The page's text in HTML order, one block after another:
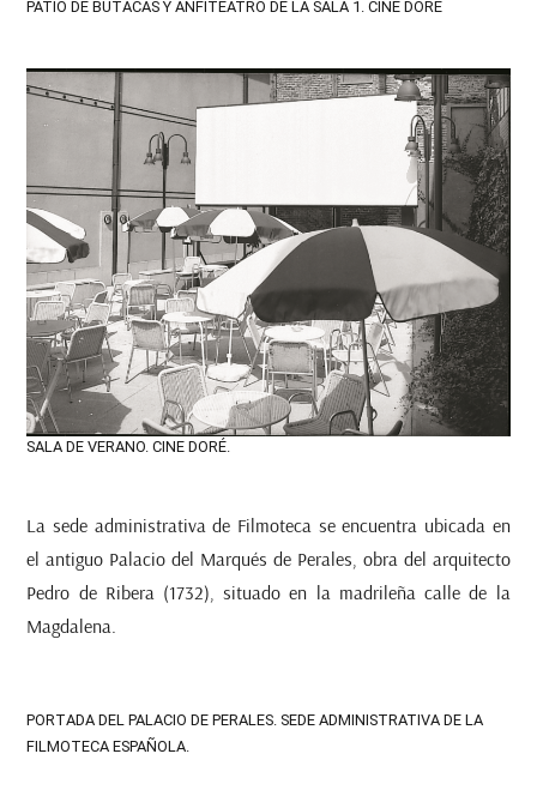
PATIO DE BUTACAS Y ANFITEATRO DE LA SALA 1. CINE DORÉ
SALA DE VERANO. CINE DORÉ.
La sede administrativa de Filmoteca se encuentra ubicada en
el antiguo Palacio del Marqués de Perales, obra del arquitecto
Pedro de Ribera (1732), situado en la madrileña calle de la
Magdalena.
PORTADA DEL PALACIO DE PERALES. SEDE ADMINISTRATIVA DE LA
FILMOTECA ESPAÑOLA.